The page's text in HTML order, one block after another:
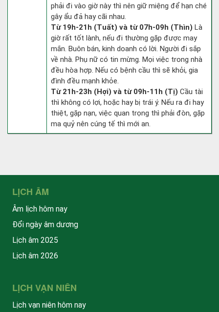
phải đi vào giờ này thì nên giữ miệng để hạn ché
gây ẩu đả hay cãi nhau.
Từ 19h-21h (Tuất) và từ 07h-09h (Thìn) Là
giờ rất tốt lành, nếu đi thường gặp được may
mắn. Buôn bán, kinh doanh có lời. Người đi sắp
về nhà. Phụ nữ có tin mừng. Mọi việc trong nhà
đều hòa hợp. Nếu có bệnh cầu thì sẽ khỏi, gia
đình đều mạnh khỏe.
Từ 21h-23h (Hợi) và từ 09h-11h (Tị) Cầu tài
thì không có lợi, hoặc hay bị trái ý. Nếu ra đi hay
thiệt, gặp nạn, việc quan trọng thì phải đòn, gặp
ma quỷ nên cúng tế thì mới an.
LỊCH ÂM
Âm lịch hôm nay
Đổi ngày âm dương
Lịch âm 2025
Lịch âm 2026
LỊCH VẠN NIÊN
Lịch vạn niên hôm nay